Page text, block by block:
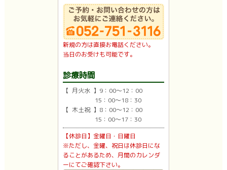
新規の方は直接お電話ください。
当日のお受けも可能です。
診療時間
【 月火水 】9：00〜12：00
15：00〜18：30
【 木土祝 】8：00〜12：00
15：00〜17：30
【休診日】金曜日・日曜日
※ただし、金曜、祝日は休診日にな
ることがあるため、月間のカレンダ
ーにてご確認下さい。